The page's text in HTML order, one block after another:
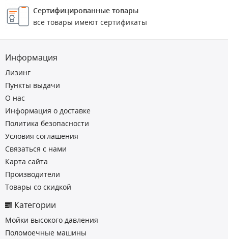
Сертифицированные товары
все товары имеют сертификаты
Информация
Лизинг
Пункты выдачи
О нас
Информация о доставке
Политика безопасности
Условия соглашения
Связаться с нами
Карта сайта
Производители
Товары со скидкой
Категории
Мойки высокого давления
Поломоечные машины